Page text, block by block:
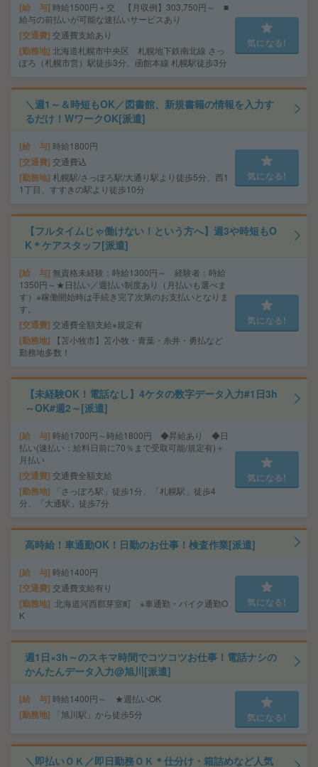
給 与 時給1500円＋交 【月収例】303,750円～ ■
給与の前払いが可能な速払いサービスあり
交通費 交通費支給あり
勤務地 北海道札幌市中央区 札幌地下鉄南北線 さっ
ぽろ（札幌市営）駅徒歩3分、函館本線 札幌駅徒歩3分
気になる!
＼週1～＆時短もOK／図書館、新規書籍の情報を入力す
るだけ！WワークOK[派遣]
給 与 時給1800円
交通費 交通費込
勤務地 札幌駅/さっぽろ駅/大通り駅より徒歩5分、西1
1丁目、すすきの駅より徒歩10分
気になる!
【フルタイムじゃ働けない！という方へ】週3や時短もO
K＊ケアスタッフ[派遣]
給 与 無資格未経験：時給1300円～ 経験者：時給
1350円～★日払い／週払い制度あり（月払いも選べま
す）※稼働開始時は手続き完了次第のお支払いとなりま
す。
交通費 交通費全額支給※規定有
勤務地
【苫小牧市】苫小牧・青葉・糸井・勇払など
勤務地多数！
気になる!
【未経験OK！電話なし】4ケタの数字データ入力#1日3h
～OK#週2～[派遣]
給 与 時給1700円～時給1800円 ◆昇給あり ◆日
払い(速払い：給料日前に70％まで受取可能/規定有)＋
月払い
交通費 交通費全額支給
勤務地
「さっぽろ駅」徒歩1分、「札幌駅」徒歩4
分、「大通駅」徒歩7分
気になる!
高時給！車通勤OK！日勤のお仕事！検査作業[派遣]
給 与 時給1400円
交通費 交通費支給有り
勤務地
北海道河西郡芽室町 ※車通勤・バイク通勤O
K
気になる!
週1日×3h～のスキマ時間でコツコツお仕事！電話ナシの
かんたんデータ入力@旭川[派遣]
給 与 時給1400円～ ★週払いOK
勤務地 「旭川駅」から徒歩5分 気になる!
＼即払いＯＫ／即日勤務ＯＫ＊仕分け・箱詰めなど人気